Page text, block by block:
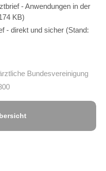
- Anwendungen in der
KB)
- direkt und sicher (Stand:
Bundesvereinigung